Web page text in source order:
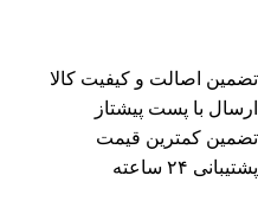
تضمین اصالت و کیفیت کالا
ارسال با پست پیشتاز
تضمین کمترین قیمت
پشتیبانی ۲۴ ساعته